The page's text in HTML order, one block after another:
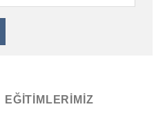
EĞITIMLERIMIZ